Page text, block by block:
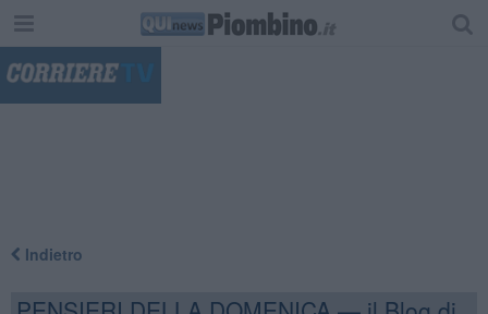
Indietro